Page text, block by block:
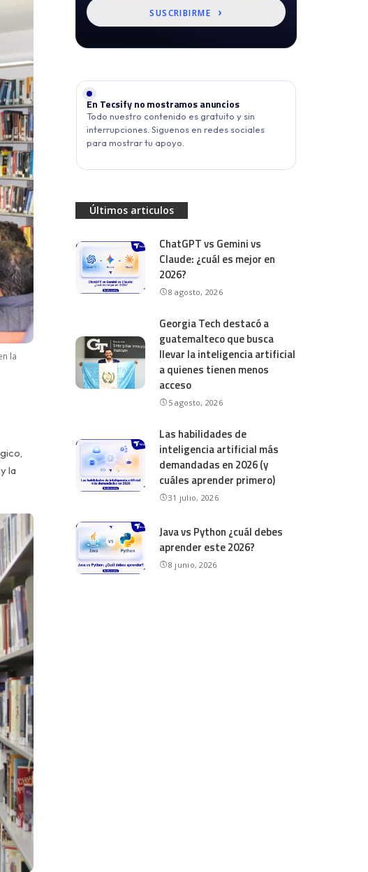
la
la
SUSCRIBIRME ›
En Tecsify no mostramos anuncios
Todo nuestro contenido es gratuito y sin
interrupciones. Siguenos en redes sociales
para mostrar tu apoyo.
Últimos articulos
ChatGPT vs Gemini vs
Claude: ¿cuál es mejor en
2026?
8 agosto, 2026
Georgia Tech destacó a
guatemalteco que busca
llevar la inteligencia artificial
a quienes tienen menos
acceso
5 agosto, 2026
Las habilidades de
inteligencia artificial más
demandadas en 2026 (y
cuáles aprender primero)
31 julio, 2026
Java vs Python ¿cuál debes
aprender este 2026?
8 junio, 2026